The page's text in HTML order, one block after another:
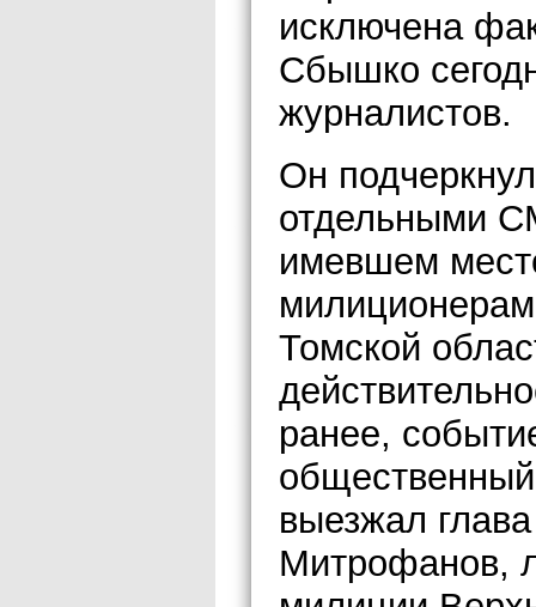
исключена
Сбышко
журналистов.
Он
отдельными
имевшем
Томской
ранее,
выезжал
Митрофанов,